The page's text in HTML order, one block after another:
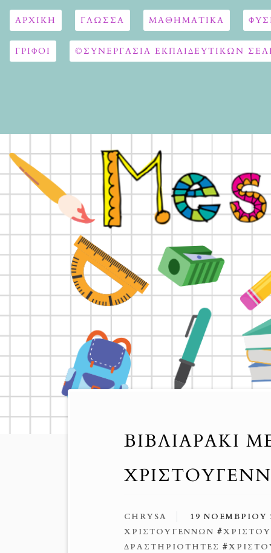
ΑΡΧΙΚΉ ΓΛΏΣΣΑ ΜΑΘΗΜΑΤΙΚΆ
ΓΡΙΦΟΙ ©ΣΥΝΕΡΓΑΣΙΑ ΕΚΠΑΙΔΕΥΤΙΚΩΝ
ΒΙΒΛΙΑΡΆΚΙ
CHRYSA 19 ΝΟΕΜΒΡΊΟΥ
ΧΡΙΣΤΟΥΓΈΝΝΩΝ #
ΔΡΑΣΤΗΡΙΌΤΗΤΕΣ #